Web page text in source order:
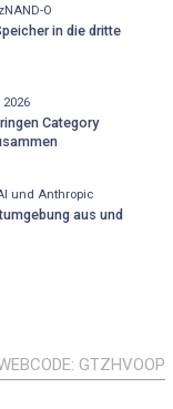
O
in die dritte
2026
Category
und Anthropic
aus und
GTZHVOOP